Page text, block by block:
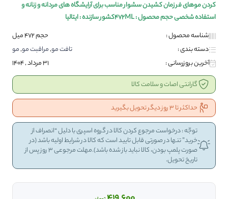
کردن موهای فر زمان کشیدن سشوارمناسب برای آرایشگاه های مردانه و زنانه و
استفاده شخصی حجم محصول : 472MLکشور سازنده : ایتالیا
شناسه محصول :
حجم 472 میل
دسته بندی :
تافت مو,مراقبت مو,مو
آخرین بروزرسانی :
31 مرداد , 1404
گارانتی اصات و سلامت کالا
حداکثر تا 3 روز دیگر تحویل بگیرید
توجّه : درخواست مرجوع کردن کالا در گروه اسپری با دلیل “انصراف از
خرید” تنها در صورتی قابل تایید است که کالا در شرایط اولیه باشد (در
صورت پلمپ بودن، کالا نباید باز شده باشد).مهلت مرجوعی 3 روز پس از
تاریخ تحویل.